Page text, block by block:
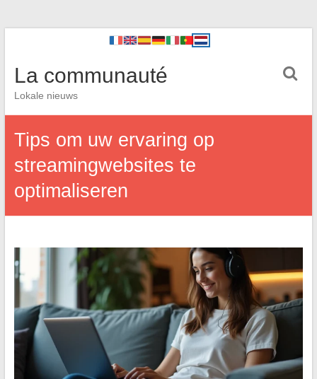
La communauté
Lokale nieuws
Tips om uw ervaring op
streamingwebsites te
optimaliseren